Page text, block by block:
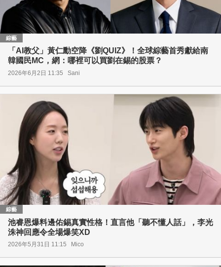
綜藝
「AI教父」黃仁勳空降《劉QUIZ》！全球綜藝首秀獻給南
韓國民MC，網：哪裡可以買劉在錫的股票？
2026年6月2日 11:35 Sani
綜藝
池睿恩爆料邊佑錫真實性格！直言他「聽不懂人話」，李光
洙神回應令全場爆笑XD
2026年5月31日 11:15 Mico